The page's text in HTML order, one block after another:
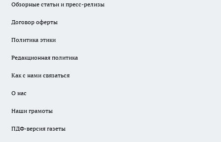
Обзорные статьи и пресс-релизы
Договор оферты
Политика этики
Редакционная политика
Как с нами связаться
О нас
Наши грамоты
ПДФ-версия газеты